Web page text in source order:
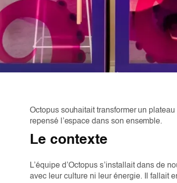
Octopus souhaitait transformer un
repensé l’espace dans son ensemble.
Le contexte
L’équipe d’Octopus s’installait dans de
avec leur culture ni leur énergie. Il fallait